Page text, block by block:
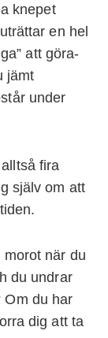
knepet
en hel
att göra-
jämt
under
fira
själv om att
när du
du undrar
Om du har
dig att ta